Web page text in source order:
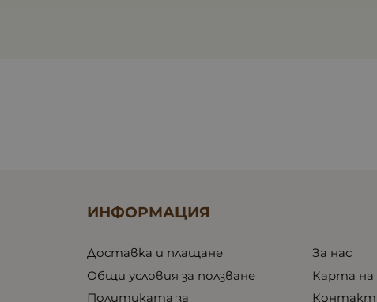
ИНФОРМАЦИЯ
Доставка и плащане
Общи условия за ползване
Политиката за
За нас
Карта на